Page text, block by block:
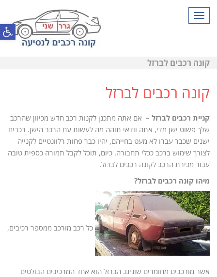
תפריט
קונה רכבים לברזל
קונה רכבים לברזל
קניית רכבים לברזל – אם אתה מתכנן לקנות רכב חדש מכיוון שהרכב
שלך פשוט ישן מדי, אתה וודאי תוהה מה לעשות עם הרכב הישן. רכבים
ישנים שכבר עברו לא מעט בחייהם, יהיו כבר פחות רלוונטיים לקנייה
לצורך שימוש ברכב ככלי תחבורה. כיום, תוכל לקבל תמורה כספית טובה
עבור מכירת הרכב לקונה רכבים לברזל.
מיהו קונה רכבים לברזל?
כל רכב מורכב ממספר רכיבים,
אשר מורכבים מחומרים שונים. הברזל הוא אחד המרכיבים הבולטים
פתח